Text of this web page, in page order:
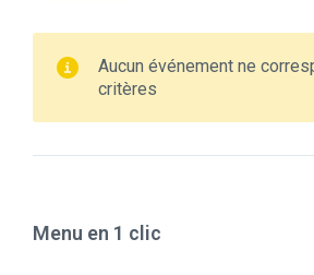
Aucun événement ne
critères
Menu en 1 clic